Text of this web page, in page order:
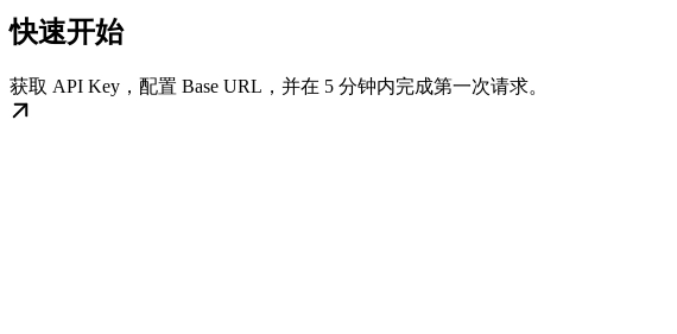
快速开始
获取 API Key，配置 Base URL，并在 5 分钟内完成第一次请求。